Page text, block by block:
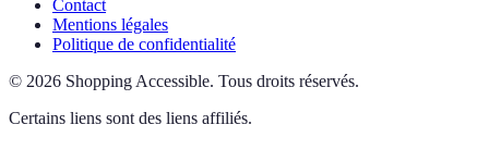
Contact
Mentions légales
Politique de confidentialité
© 2026 Shopping Accessible. Tous droits réservés.
Certains liens sont des liens affiliés.